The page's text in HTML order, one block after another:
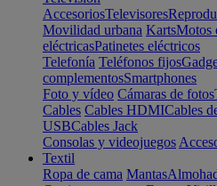
AccesoriosTelevisores
Movilidad urbana KartsMotos
eléctricasPatinetes eléctricos
Telefonía Teléfonos fijos
complementosSmartphones
Foto y vídeo Cámaras de fotos
Cables Cables HDMICables
USBCables Jack
Consolas y videojuegos
Textil
Ropa de cama Mantas